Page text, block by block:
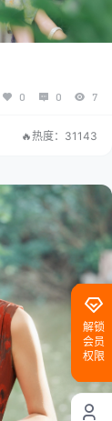
0 0 7
🔥热度：31143
解锁
会员
权限